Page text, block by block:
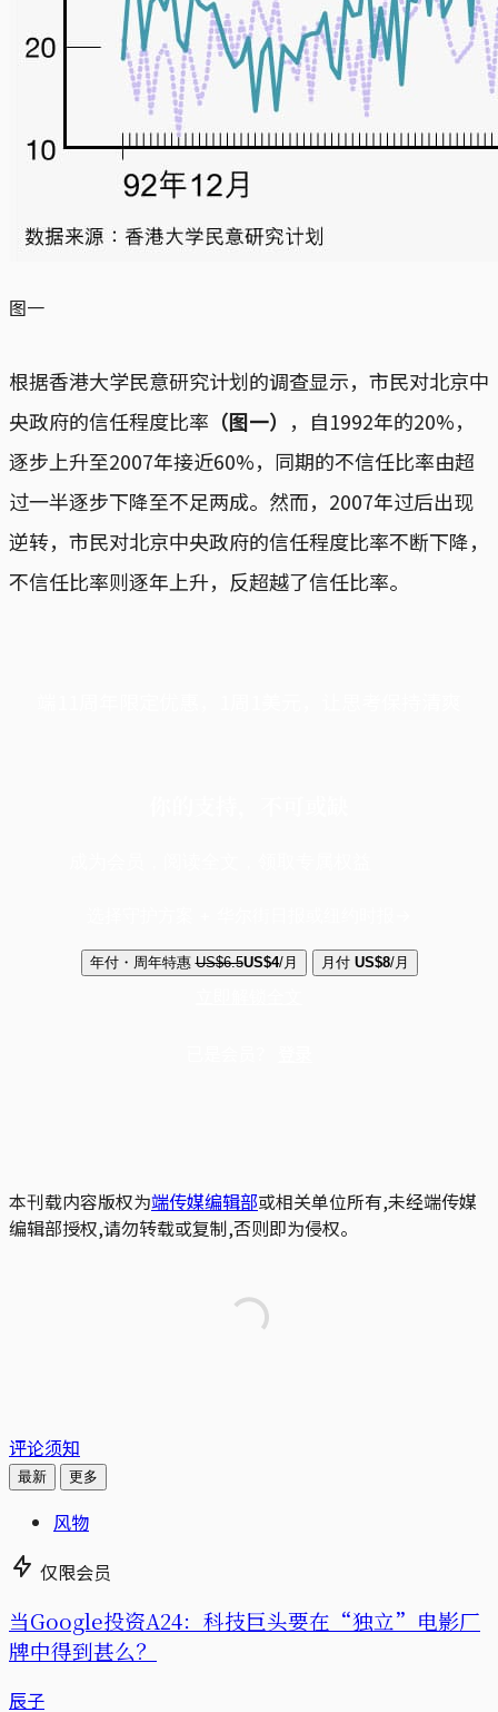
图一
根据香港大学民意研究计划的调查显示，市民对北京中
央政府的信任程度比率 （图一） ，自1992年的20%，
逐步上升至2007年接近60%，同期的不信任比率由超
过一半逐步下降至不足两成。然而，2007年过后出现
逆转，市民对北京中央政府的信任程度比率不断下降，
不信任比率则逐年上升，反超越了信任比率。
年付・周年特惠 US$6.5US$4/月 月付 US$8/月
本刊载内容版权为端传媒编辑部或相关单位所有,未经端传媒
编辑部授权,请勿转载或复制,否则即为侵权。
评论须知
最新 更多
风物
仅限会员
当Google投资A24：科技巨头要在“独立”电影厂
牌中得到甚么？
辰子